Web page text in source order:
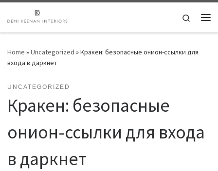
Skip to content
Search
Home »Uncategorized »Кракен: безопасные онион-ссылки для
входа в даркнет
UNCATEGORIZED
Кракен: безопасные
онион-ссылки для входа
в даркнет